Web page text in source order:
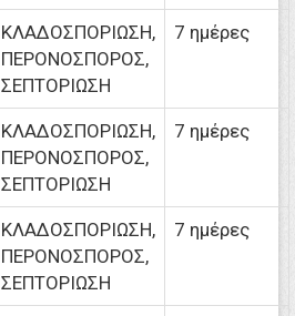
ΚΛΑΔΟΣΠΟΡΙΩΣΗ,
ΠΕΡΟΝΟΣΠΟΡΟΣ,
ΣΕΠΤΟΡΙΩΣΗ
7 ημέρες
ΚΛΑΔΟΣΠΟΡΙΩΣΗ,
ΠΕΡΟΝΟΣΠΟΡΟΣ,
ΣΕΠΤΟΡΙΩΣΗ
7 ημέρες
ΚΛΑΔΟΣΠΟΡΙΩΣΗ,
ΠΕΡΟΝΟΣΠΟΡΟΣ,
ΣΕΠΤΟΡΙΩΣΗ
7 ημέρες